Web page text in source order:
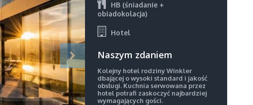
HB (śniadanie +
obiadokolacja)
Hotel
Naszym zdaniem
Kolejny hotel rodziny Winkler
dbającej o wysoki standard i jakość
obsługi. Kuchnia serwowana przez
hotel potrafi zaskoczyć najbardziej
wymagających gości.